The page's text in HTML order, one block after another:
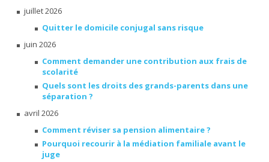
juillet 2026
Quitter le domicile conjugal sans risque
juin 2026
Comment demander une contribution aux frais de
scolarité
Quels sont les droits des grands-parents dans une
séparation ?
avril 2026
Comment réviser sa pension alimentaire ?
Pourquoi recourir à la médiation familiale avant le
juge